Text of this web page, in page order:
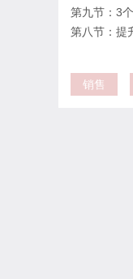
第九节：3
第八节：提
销售